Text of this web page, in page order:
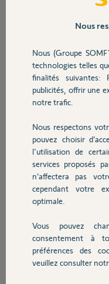
Sécurité
Domotique
Chauffage
Autres produits
Devis avec un pro
Contact
dom P.
il y a plus de 2 ans
Réponses
Bonjour
Pourquoi vous ne le
vente ?
Jean-Luc B.
Nous
Nous (Groupe
technologies telles
finalités suivantes:
publicités, offrir une
notre trafic.
Nous respectons
pouvez choisir
l'utilisation de
services proposés
n’affectera pas
cependant votre
optimale.
Vous pouvez
consentement à
préférences des
veuillez consulter